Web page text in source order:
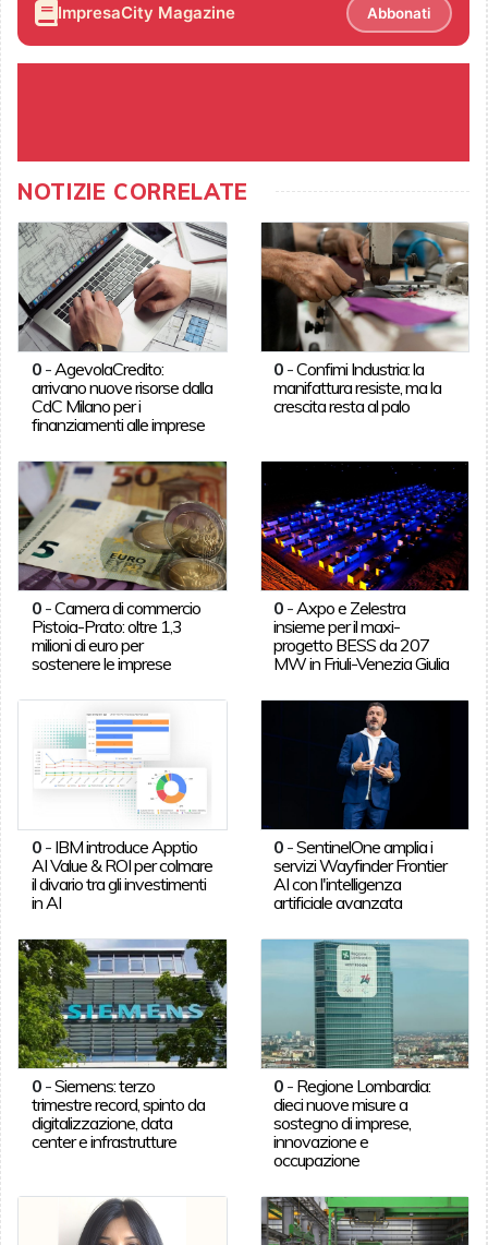
ImpresaCity Magazine Abbonati
NOTIZIE CORRELATE
0- AgevolaCredito:
arrivano nuove risorse dalla
CdC Milano per i
finanziamenti alle imprese
0 -Confimi Industria: la
manifattura resiste, ma la
crescita resta al palo
0-Camera di commercio
Pistoia-Prato: oltre 1,3
milioni di euro per
sostenere le imprese
0 - Axpo e Zelestra
insieme per il maxi-
progetto BESS da 207
MW in Friuli-Venezia Giulia
0- IBM introduce Apptio
AI Value & ROI per colmare
il divario tra gli investimenti
in AI
0 -SentinelOne amplia i
servizi Wayfinder Frontier
AI con l'intelligenza
artificiale avanzata
0-Siemens: terzo
trimestre record, spinto da
digitalizzazione, data
center e infrastrutture
0 - Regione Lombardia:
dieci nuove misure a
sostegno di imprese,
innovazione e
occupazione